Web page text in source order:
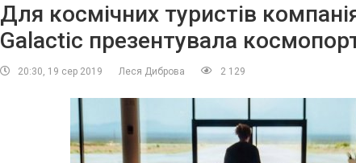
Для космічних туристів
Galactic презентувала
20:30, 19 сер 2019 Леся Диброва 2 129